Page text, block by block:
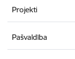
Projekti
Pašvaldība